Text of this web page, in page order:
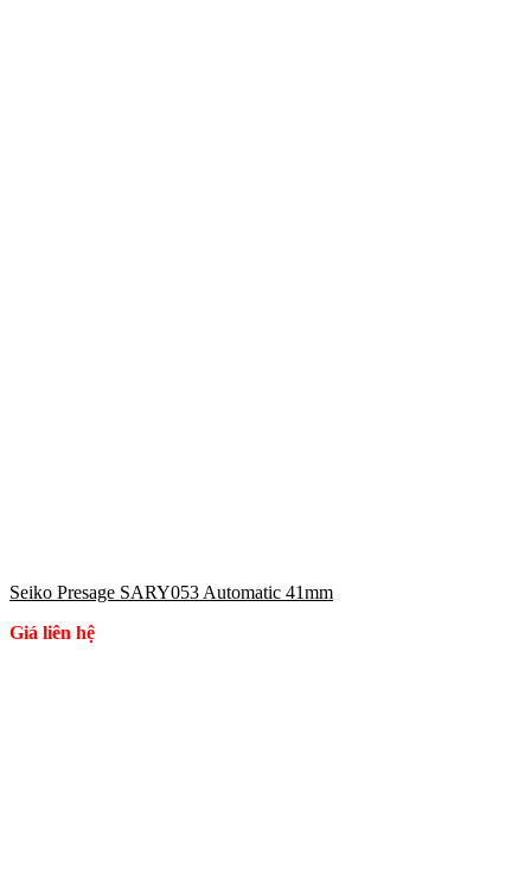
Seiko Presage SARY053 Automatic 41mm
Giá liên hệ